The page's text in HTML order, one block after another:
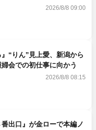
2026/8/8 09:00
“りん”見上愛、新潟から
会での初仕事に向かう
2026/8/8 08:15
出口』が金ローで本編ノ